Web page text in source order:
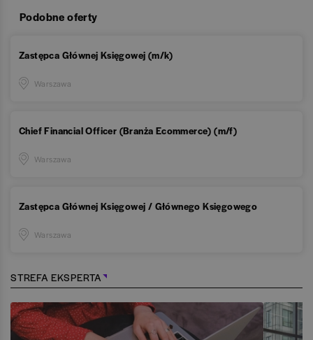
Podobne oferty
Zastępca Głównej Księgowej (m/k)
Warszawa
Chief Financial Officer (Branża Ecommerce) (m/f)
Warszawa
Zastępca Głównej Księgowej / Głównego Księgowego
Warszawa
STREFA EKSPERTA